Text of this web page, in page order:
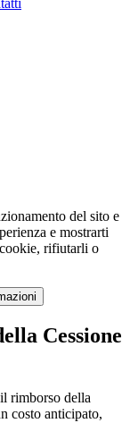
del sito e
e mostrarti
rifiutarli o
Cessione
rimborso della
costo anticipato,